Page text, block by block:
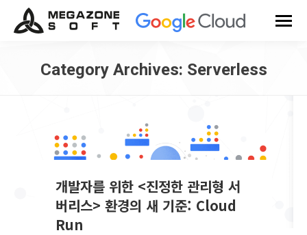
Category Archives: Serverless
개발자를 위한 <진정한 관리형 서
버리스> 환경의 새 기준: Cloud
Run